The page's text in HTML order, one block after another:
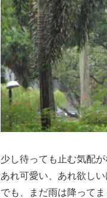
少し待っても止む気配
あれ可愛い、あれ欲し
でも、まだ雨は降って